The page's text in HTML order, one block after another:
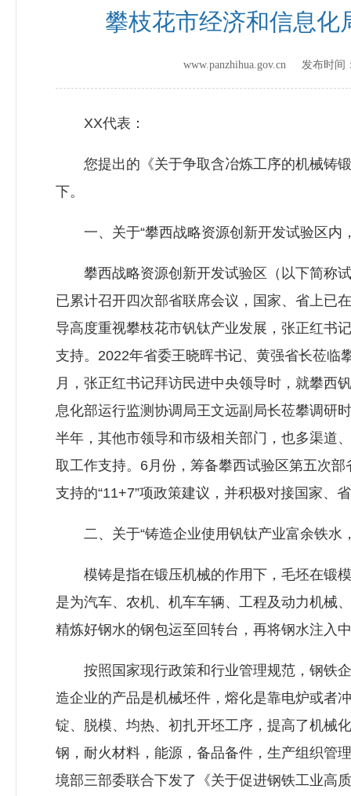
攀枝花市经济和信息化
www.panzhihua.gov.cn 发布时间
XX代表：
您提出的《关于争取含冶炼工序的机械铸锻
下。
一、关于“攀西战略资源创新开发试验区内，
攀西战略资源创新开发试验区（以下简称试
已累计召开四次部省联席会议，国家、省上已
导高度重视攀枝花市钒钛产业发展，张正红书
支持。2022年省委王晓晖书记、黄强省长莅临
月，张正红书记拜访民进中央领导时，就攀西
息化部运行监测协调局王文远副局长莅攀调研
半年，其他市领导和市级相关部门，也多渠道
取工作支持。6月份，筹备攀西试验区第五次
支持的“11+7”项政策建议，并积极对接国家、
二、关于“铸造企业使用钒钛产业富余铁水
模铸是指在锻压机械的作用下，毛坯在锻模
是为汽车、农机、机车车辆、工程及动力机械
精炼好钢水的钢包运至回转台，再将钢水注入
按照国家现行政策和行业管理规范，钢铁企
造企业的产品是机械坯件，熔化是靠电炉或者
锭、脱模、均热、初扎开坯工序，提高了机械
钢，耐火材料，能源，备品备件，生产组织管
境部三部委联合下发了《关于促进钢铁工业高